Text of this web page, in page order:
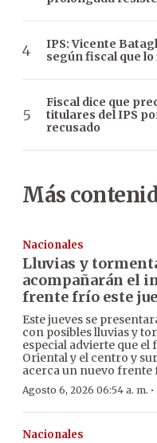
IPS: Vicente
según fiscal que
Fiscal dice que
titulares del IPS
recusado
Más
Nacionales
Lluvias y
acompañarán el
frente frío este
Este jueves se
con posibles lluvias y
especial advierte que
Oriental y el centro y
acerca un nuevo frente
Agosto 6, 2026 06:54 a. m. ·
Nacionales